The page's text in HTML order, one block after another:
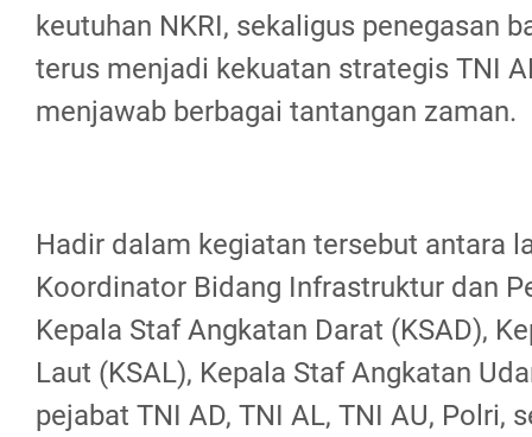
keutuhan NKRI, sekaligus penegasan
terus menjadi kekuatan strategis TNI
menjawab berbagai tantangan zaman.
Hadir dalam kegiatan tersebut antara
Koordinator Bidang Infrastruktur dan
Kepala Staf Angkatan Darat (KSAD),
Laut (KSAL), Kepala Staf Angkatan
pejabat TNI AD, TNI AL, TNI AU, Polri,